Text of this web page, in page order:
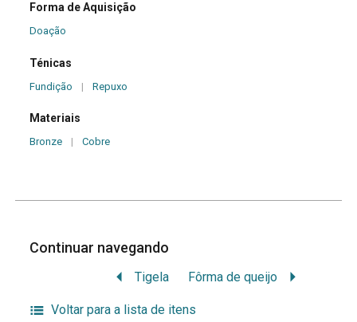
Forma de Aquisição
Doação
Ténicas
Fundição | Repuxo
Materiais
Bronze | Cobre
Continuar navegando
Tigela Fôrma de queijo
Voltar para a lista de itens